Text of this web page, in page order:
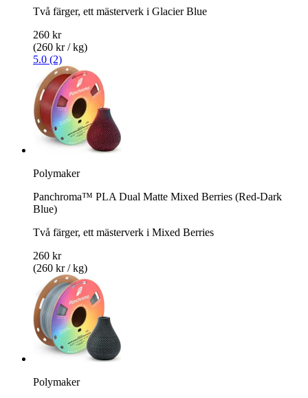
Två färger, ett mästerverk i Glacier Blue
260 kr
(260 kr / kg)
5.0 (2)
Polymaker
Panchroma™ PLA Dual Matte Mixed Berries (Red-Dark
Blue)
Två färger, ett mästerverk i Mixed Berries
260 kr
(260 kr / kg)
Polymaker